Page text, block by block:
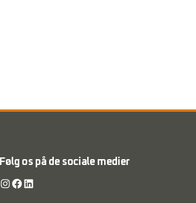
Følg os på de sociale medier
Instagram Facebook LinkedIn